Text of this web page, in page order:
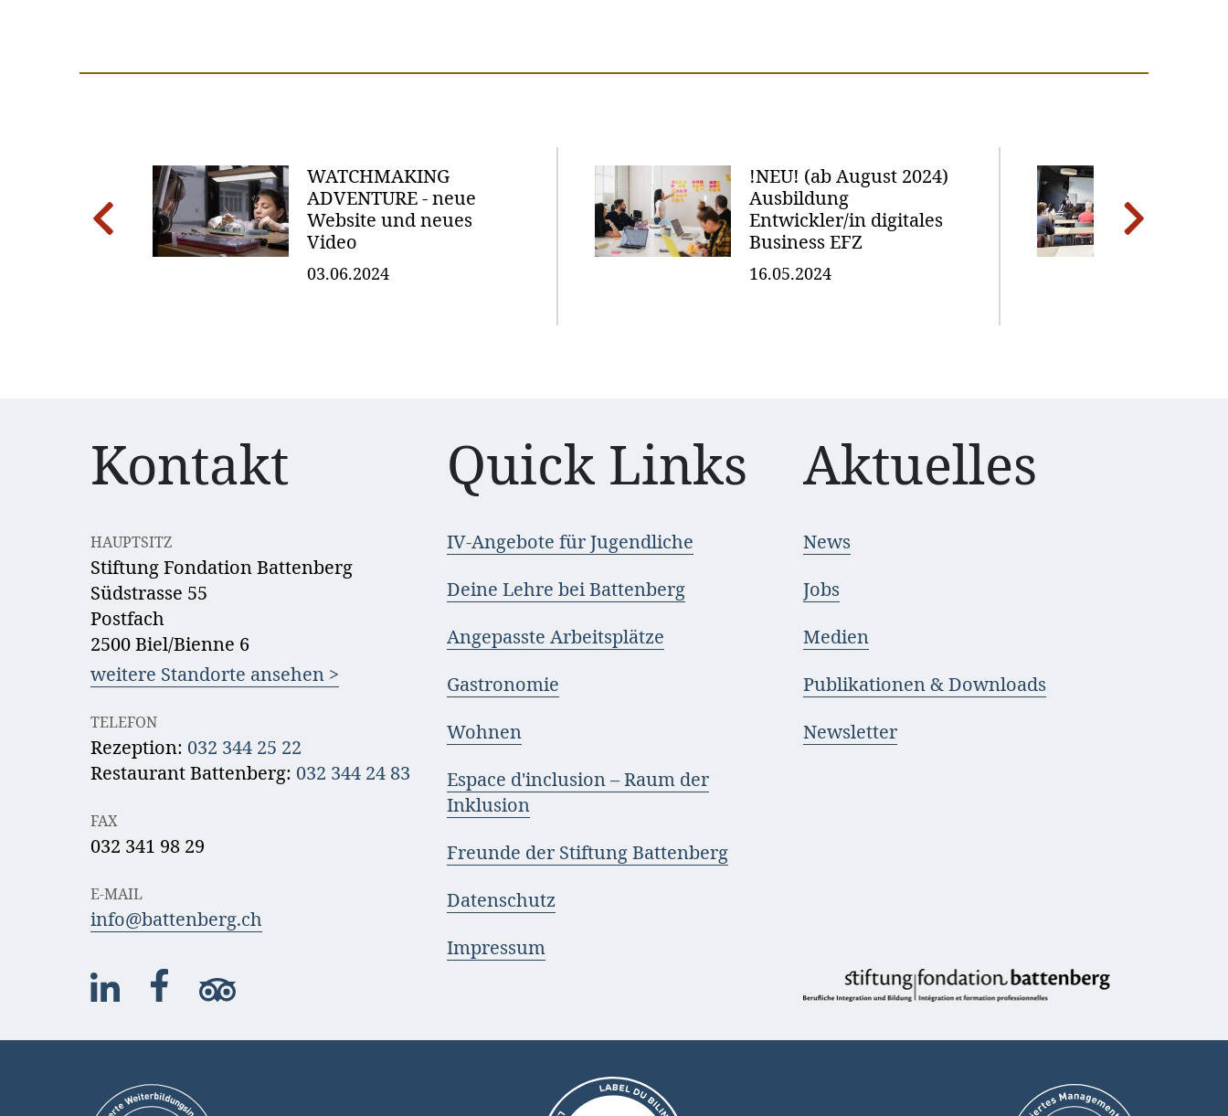
Previous
WATCHMAKING
ADVENTURE - neue
Website und neues
Video
03.06.2024
!NEU! (ab August 2024)
Ausbildung
Entwickler/in digitales
Business EFZ
16.05.2024
Next
Kontakt
HAUPTSITZ
Stiftung Fondation Battenberg
Südstrasse 55
Postfach
2500 Biel/Bienne 6
weitere Standorte ansehen >
TELEFON
Rezeption: 032 344 25 22
Restaurant Battenberg: 032 344 24 83
FAX
032 341 98 29
E-MAIL
info@battenberg.ch
Quick Links
IV-Angebote für Jugendliche
Deine Lehre bei Battenberg
Angepasste Arbeitsplätze
Gastronomie
Wohnen
Espace d'inclusion – Raum der
Inklusion
Freunde der Stiftung Battenberg
Datenschutz
Impressum
Aktuelles
News
Jobs
Medien
Publikationen & Downloads
Newsletter